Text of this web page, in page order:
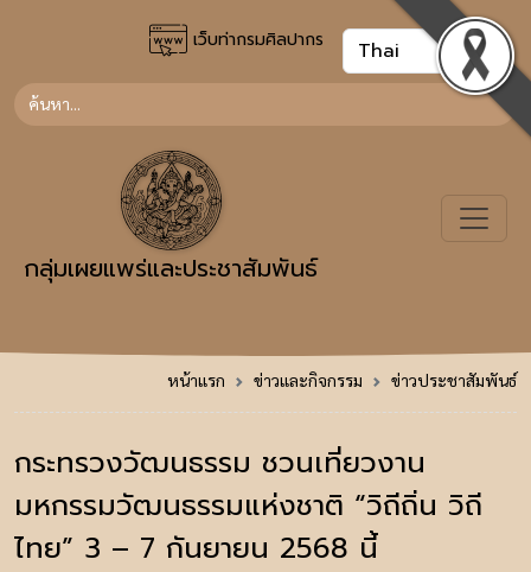
เว็บท่ากรมศิลปากร
กลุ่มเผยแพร่และประชาสัมพันธ์
หน้าแรก ข่าวและกิจกรรม ข่าวประชาสัมพันธ์
กระทรวงวัฒนธรรม ชวนเที่ยวงาน
มหกรรมวัฒนธรรมแห่งชาติ “วิถีถิ่น วิถี
ไทย” 3 – 7 กันยายน 2568 นี้